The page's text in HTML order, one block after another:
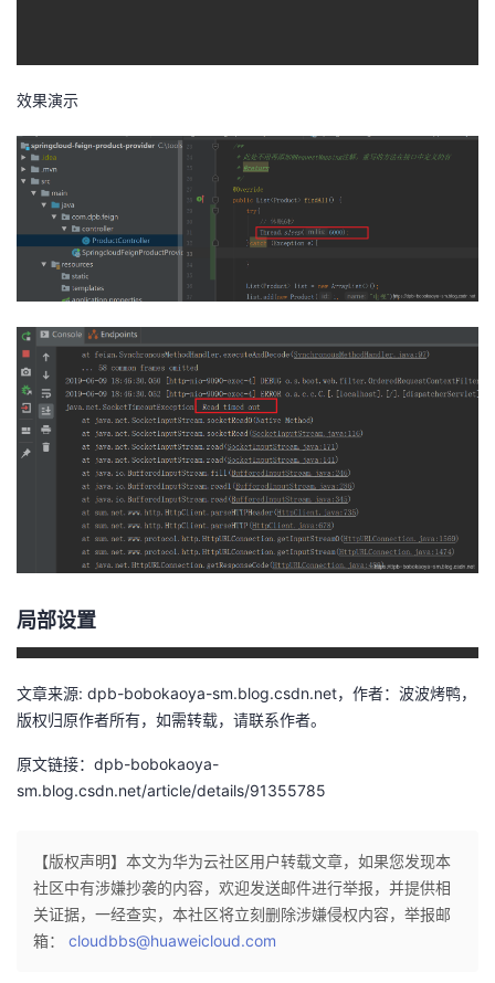
子
直
播
的
活
动
我
的
关
注
我
开
发
者
学
课
程
的
认
我
的
我
藏
我
的
Programs
我
的
支
持
支
声
议
效果演示
局部设置
文章来源: dpb-bobokaoya-sm.blog.csdn.net，作者：波波烤鸭，
版权归原作者所有，如需转载，请联系作者。
原文链接：dpb-bobokaoya-
sm.blog.csdn.net/article/details/91355785
【版权声明】本文为华为云社区用户转载文章，如果您发现本
社区中有涉嫌抄袭的内容，欢迎发送邮件进行举报，并提供相
关证据，一经查实，本社区将立刻删除涉嫌侵权内容，举报邮
箱： cloudbbs@huaweicloud.com